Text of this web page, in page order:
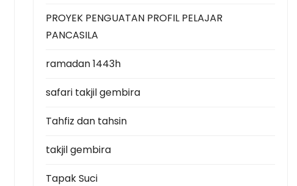
PROYEK PENGUATAN PROFIL PELAJAR
PANCASILA
ramadan 1443h
safari takjil gembira
Tahfiz dan tahsin
takjil gembira
Tapak Suci